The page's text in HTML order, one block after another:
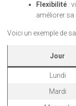
Flexibilité :
améliorer sa
Voici un exemple de
Jour
Lundi
Mardi